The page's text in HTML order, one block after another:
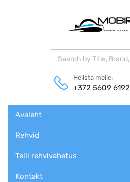
Products search
Helista meile:
+372 5609 6192
content
Avaleht
Rehvid
Telli rehvivahetus
Kontakt